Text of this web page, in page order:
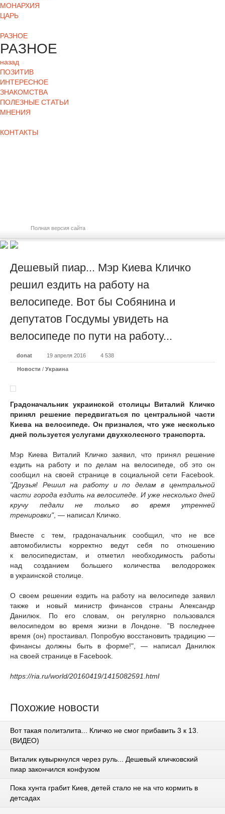
МОНАРХИЯ
ЦАРЬ
РАЗНОЕ
РАЗНОЕ
назад
ПОЗИТИВ
ИНТЕРЕСНОЕ
ЗНАКОМСТВА
ПОЛЕЗНЫЕ СТАТЬИ
МНЕНИЯ
КОНТАКТЫ
Полная версия сайта
Дешевый пиар... Мэр Киева Кличко
решил ездить на работу на
велосипеде. Вот бы Собянина и
депутатов Госдумы увидеть на
велосипеде по пути на работу...
donat 19 апреля 2016 4 538
Новости / Украина
Градоначальник украинской столицы Виталий Кличко
принял решение передвигаться по центральной части
Киева на велосипеде. Он признался, что уже несколько
дней пользуется услугами двухколесного транспорта.
Мэр Киева Виталий Кличко заявил, что принял решение
ездить на работу и по делам на велосипеде, об это он
сообщил на своей странице в социальной сети Facebook.
"Друзья! Решил на работу и по делам в центральной
части города ездить на велосипеде. И уже несколько дней
кручу педали не только во время утренней
тренировки", — написал Кличко.
Вместе с тем, градоначальник сообщил, что не все
автомобилисты корректно ведут себя по отношению
к велосипедистам, и отметил необходимость работы
над созданием большего количества велодорожек
в украинской столице.
О своем решении ездить на работу на велосипеде заявил
также и новый министр финансов страны Александр
Данилюк. По его словам, он регулярно пользовался
велосипедом во время жизни в Лондоне. "В последнее
время (он) простаивал. Попробую восстановить традицию —
финансы должны быть в форме!", — написал Данилюк
на своей странице в Facebook.
https://ria.ru/world/20160419/1415082591.html
Похожие новости
Вот такая политэлита... Кличко не смог прибавить 3 к 13.
(ВИДЕО)
Виталик кувыркнулся через руль... Дешевый кличковский
пиар закончился конфузом
Пока хунта грабит Киев, детей стало не на что кормить в
детсадах